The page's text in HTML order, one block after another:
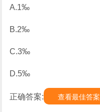
A.1‰
B.2‰
C.3‰
D.5‰
正确答案: 查看最佳答案